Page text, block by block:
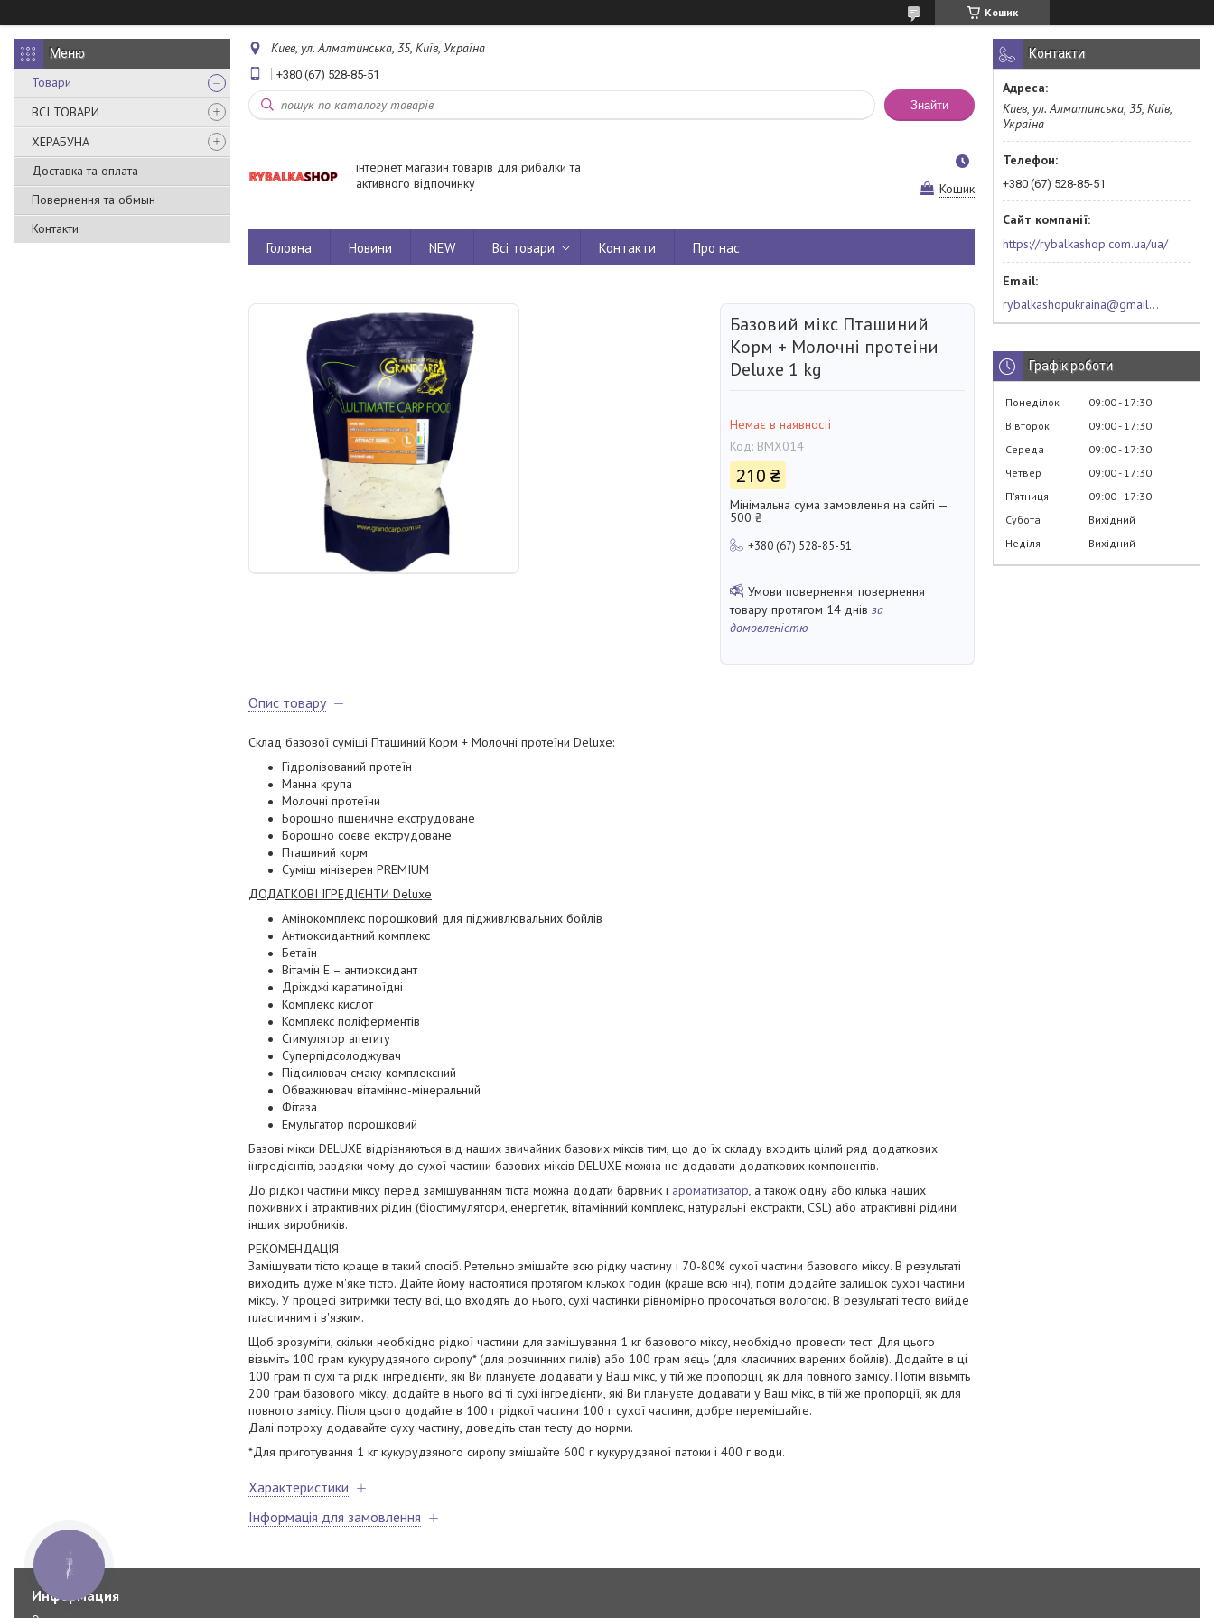
Кошик
Товари
ВСІ ТОВАРИ
ХЕРАБУНА
Доставка та оплата
Повернення та обмын
Контакти
Киев, ул. Алматинська, 35, Київ, Україна
+380 (67) 528-85-51
Знайти
інтернет магазин товарів для рибалки та
активного відпочинку
Кошик
Головна Новини NEW Всі товари Контакти Про нас
Базовий мікс Пташиний
Корм + Молочні протеіни
Deluxe 1 kg
Немає в наявності
Код: BMX014
210 ₴
Мінімальна сума замовлення на сайті —
500 ₴
+380 (67) 528-85-51
повернення
товару протягом 14 днів за
домовленістю
Опис товару
Склад базової суміші Пташиний Корм + Молочні протеїни Deluxe:
Гідролізований протеїн
Манна крупа
Молочні протеїни
Борошно пшеничне екструдоване
Борошно соєве екструдоване
Пташиний корм
Суміш мінізерен PREMIUM
ДОДАТКОВІ ІГРЕДІЄНТИ Deluxe
Амінокомплекс порошковий для підживлювальних бойлів
Антиоксидантний комплекс
Бетаїн
Вітамін Е – антиоксидант
Дріжджі каратиноїдні
Комплекс кислот
Комплекс поліферментів
Стимулятор апетиту
Суперпідсолоджувач
Підсилювач смаку комплексний
Обважнювач вітамінно-мінеральний
Фітаза
Емульгатор порошковий
Базові мікси DELUXE відрізняються від наших звичайних базових міксів тим, що до їх складу входить цілий ряд додаткових
інгредієнтів, завдяки чому до сухої частини базових міксів DELUXE можна не додавати додаткових компонентів.
До рідкої частини міксу перед замішуванням тіста можна додати барвник і ароматизатор, а також одну або кілька наших
поживних і атрактивних рідин (біостимулятори, енергетик, вітамінний комплекс, натуральні екстракти, CSL) або атрактивні рідини
інших виробників.
РЕКОМЕНДАЦІЯ
Замішувати тісто краще в такий спосіб. Ретельно змішайте всю рідку частину і 70-80% сухої частини базового міксу. В результаті
виходить дуже м'яке тісто. Дайте йому настоятися протягом кількох годин (краще всю ніч), потім додайте залишок сухої частини
міксу. У процесі витримки тесту всі, що входять до нього, сухі частинки рівномірно просочаться вологою. В результаті тесто вийде
пластичним і в'язким.
Щоб зрозуміти, скільки необхідно рідкої частини для замішування 1 кг базового міксу, необхідно провести тест. Для цього
візьміть 100 грам кукурудзяного сиропу* (для розчинних пилів) або 100 грам яєць (для класичних варених бойлів). Додайте в ці
100 грам ті сухі та рідкі інгредієнти, які Ви плануєте додавати у Ваш мікс, у тій же пропорції, як для повного замісу. Потім візьміть
200 грам базового міксу, додайте в нього всі ті сухі інгредієнти, які Ви плануєте додавати у Ваш мікс, в тій же пропорції, як для
повного замісу. Після цього додайте в 100 г рідкої частини 100 г сухої частини, добре перемішайте.
Далі потроху додавайте суху частину, доведіть стан тесту до норми.
*Для приготування 1 кг кукурудзяного сиропу змішайте 600 г кукурудзяної патоки і 400 г води.
Характеристики
Інформація для замовлення
Контакти
Киев, ул. Алматинська, 35, Київ,
Україна
+380 (67) 528-85-51
https://rybalkashop.com.ua/ua/
rybalkashopukraina@gmail.com
Графік роботи
Понеділок 09:00 17:30
Вівторок
09:00 17:30
Середа
09:00 17:30
Четвер
09:00 17:30
Пʼятниця
09:00 17:30
Субота
Вихідний
Неділя
Вихідний
Информация
КНОПКА
ЗВ'ЯЗКУ